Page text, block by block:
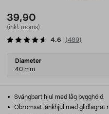
39,90
(inkl. moms)
4.6 (489)
Select
variant
Diameter
40 mm
Svängbart hjul med låg bygghöjd.
Obromsat länkhjul med glidlagrat